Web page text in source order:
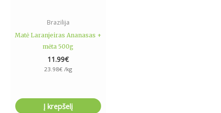
Brazilija
Matė Laranjeiras Ananasas +
mėta 500g
11.99€
23.98€ /kg
Į krepšelį